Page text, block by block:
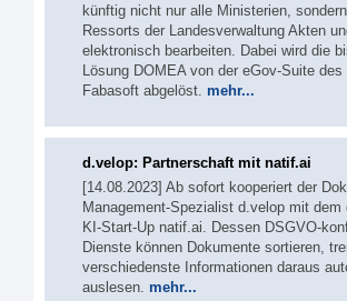
künftig nicht nur alle Ministerien,
Ressorts der Landesverwaltung Akten
elektronisch bearbeiten. Dabei wird die
Lösung DOMEA von der eGov-Suite
Fabasoft abgelöst. mehr...
d.velop: Partnerschaft mit natif.ai
[14.08.2023] Ab sofort kooperiert der
Management-Spezialist d.velop mit dem
KI-Start-Up natif.ai. Dessen DSGVO-
Dienste können Dokumente sortieren,
verschiedenste Informationen daraus
auslesen. mehr...